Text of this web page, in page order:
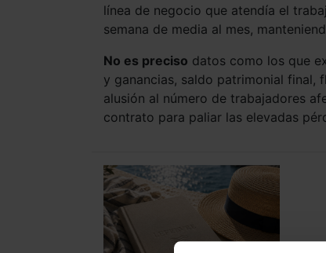
línea de negocio que atendía el
semana de media al mes,
No es preciso datos como los que
y ganancias, saldo patrimonial
alusión al número de trabajadores
contrato para paliar las elevadas